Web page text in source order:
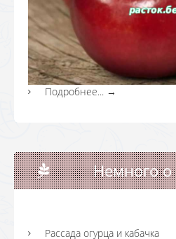
Подробнее... →
Немного о
Рассада огурца и кабачка